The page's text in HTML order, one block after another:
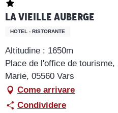
La Vieille Auberge
HOTEL - RISTORANTE
Altitudine : 1650m
Place de l'office de tourisme,
Marie, 05560 Vars
Come arrivare
Condividere